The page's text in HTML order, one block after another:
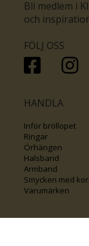
Bli medlem i
och
FÖLJ OSS
HANDLA
Inför bröllopet
Ringar
Örhängen
Halsband
Armband
Smycken med
Varumärken